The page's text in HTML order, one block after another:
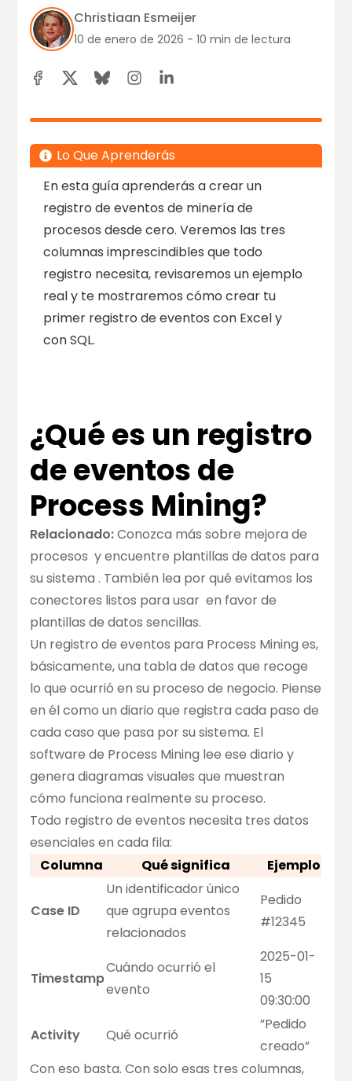
Christiaan Esmeijer
10 de enero de 2026 - 10 min de lectura
Lo Que Aprenderás
En esta guía aprenderás a crear un
registro de eventos de minería de
procesos desde cero. Veremos las tres
columnas imprescindibles que todo
registro necesita, revisaremos un ejemplo
real y te mostraremos cómo crear tu
primer registro de eventos con Excel y
con SQL.
¿Qué es un registro
de eventos de
Process Mining?
Relacionado:Conozca más sobre mejora de
procesos y encuentre plantillas de datos para
su sistema . También lea por qué evitamos los
conectores listos para usar en favor de
plantillas de datos sencillas.
Un registro de eventos para Process Mining es,
básicamente, una tabla de datos que recoge
lo que ocurrió en su proceso de negocio. Piense
en él como un diario que registra cada paso de
cada caso que pasa por su sistema. El
software de Process Mining lee ese diario y
genera diagramas visuales que muestran
cómo funciona realmente su proceso.
Todo registro de eventos necesita tres datos
esenciales en cada fila:
Columna
Qué significa Ejemplo
Case ID
Un identificador único
que agrupa eventos
relacionados
Pedido
#12345
Timestamp
Cuándo ocurrió el
evento
2025-01-
15
09:30:00
Activity
Qué ocurrió
”Pedido
creado”
Con eso basta. Con solo esas tres columnas,